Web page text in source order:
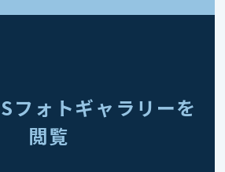
フォトギャラリーを
閲覧